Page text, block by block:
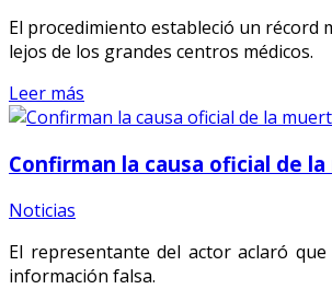
El procedimiento estableció un récord
lejos de los grandes centros médicos.
Leer más
Confirman la causa oficial de
Noticias
El representante del actor aclaró
información falsa.